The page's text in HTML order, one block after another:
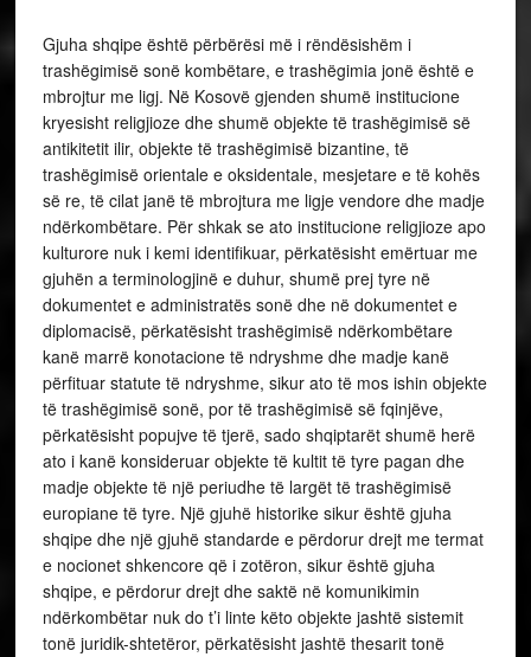
Gjuha shqipe është përbërësi më i rëndësishëm i
trashëgimisë sonë kombëtare, e trashëgimia jonë është e
mbrojtur me ligj. Në Kosovë gjenden shumë institucione
kryesisht religjioze dhe shumë objekte të trashëgimisë së
antikitetit ilir, objekte të trashëgimisë bizantine, të
trashëgimisë orientale e oksidentale, mesjetare e të kohës
së re, të cilat janë të mbrojtura me ligje vendore dhe madje
ndërkombëtare. Për shkak se ato institucione religjioze apo
kulturore nuk i kemi identifikuar, përkatësisht emërtuar me
gjuhën a terminologjinë e duhur, shumë prej tyre në
dokumentet e administratës sonë dhe në dokumentet e
diplomacisë, përkatësisht trashëgimisë ndërkombëtare
kanë marrë konotacione të ndryshme dhe madje kanë
përfituar statute të ndryshme, sikur ato të mos ishin objekte
të trashëgimisë sonë, por të trashëgimisë së fqinjëve,
përkatësisht popujve të tjerë, sado shqiptarët shumë herë
ato i kanë konsideruar objekte të kultit të tyre pagan dhe
madje objekte të një periudhe të largët të trashëgimisë
europiane të tyre. Një gjuhë historike sikur është gjuha
shqipe dhe një gjuhë standarde e përdorur drejt me termat
e nocionet shkencore që i zotëron, sikur është gjuha
shqipe, e përdorur drejt dhe saktë në komunikimin
ndërkombëtar nuk do t’i linte këto objekte jashtë sistemit
tonë juridik-shtetëror, përkatësisht jashtë thesarit tonë